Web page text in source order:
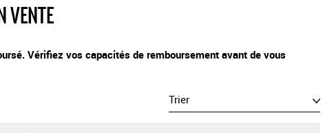
VENTE
Vérifiez vos capacités de remboursement avant de vous
Trier